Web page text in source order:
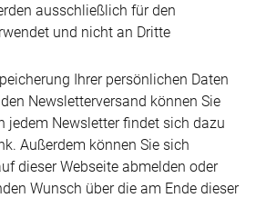
ausschließlich für den
und nicht an Dritte
Ihrer persönlichen Daten
Newsletterversand können Sie
jedem Newsletter findet sich dazu
Außerdem können Sie sich
dieser Webseite abmelden oder
Wunsch über die am Ende dieser